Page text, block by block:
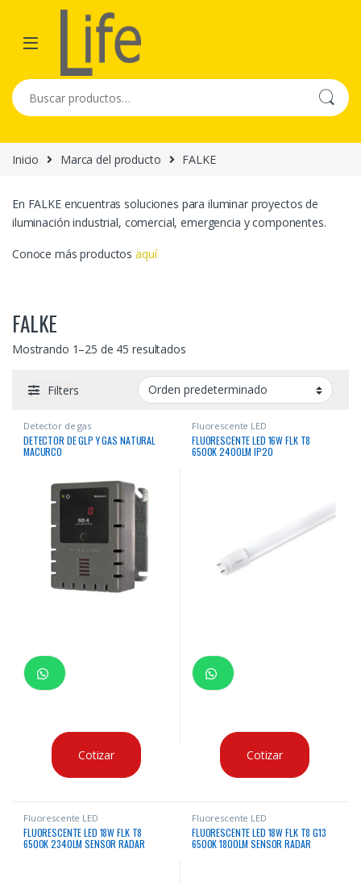
Skip to navigation
Skip to content
Buscar por:
Inicio Marca del producto FALKE
En FALKE encuentras soluciones para iluminar proyectos de
iluminación industrial, comercial, emergencia y componentes.
Conoce más productosaquí
FALKE
Mostrando 1–25 de 45 resultados
Filters
Detector de gas
DETECTOR DE GLP Y GAS NATURAL
MACURCO
Cotizar
Fluorescente LED
FLUORESCENTE LED 16W FLK T8
6500K 2400LM IP20
Cotizar
Fluorescente LED
FLUORESCENTE LED 18W FLK T8
6500K 2340LM SENSOR RADAR
Fluorescente LED
FLUORESCENTE LED 18W FLK T8 G13
6500K 1800LM SENSOR RADAR